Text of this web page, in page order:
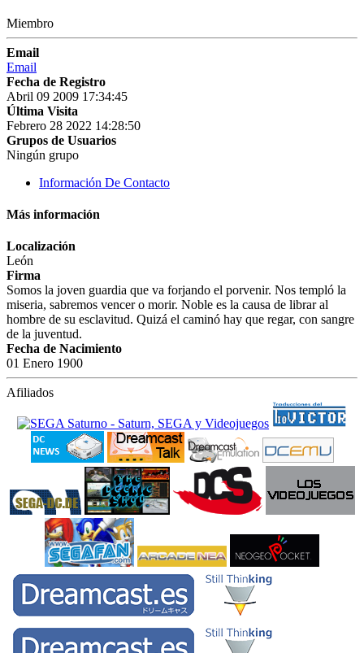
Miembro
Email
Email
Fecha de Registro
Abril 09 2009 17:34:45
Última Visita
Febrero 28 2022 14:28:50
Grupos de Usuarios
Ningún grupo
Información De Contacto
Más información
Localización
León
Firma
Somos la joven guardia que va forjando el porvenir. Nos templó la
miseria, sabremos vencer o morir. Noble es la causa de librar al
hombre de su esclavitud. Quizá el caminó hay que regar, con sangre
de la juventud.
Fecha de Nacimiento
01 Enero 1900
Afiliados